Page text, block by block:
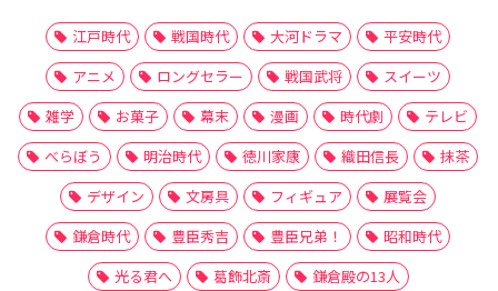
江戸時代 戦国時代 大河ドラマ
平安時代
アニメ
ロングセラー 戦国武将
スイーツ
雑学
お菓子 幕末 漫画 時代劇
テレビ
べらぼう
明治時代 徳川家康 織田信長
抹茶
デザイン
文房具 フィギュア
展覧会
鎌倉時代
豊臣秀吉 豊臣兄弟！
昭和時代
光る君へ
葛飾北斎 鎌倉殿の13人